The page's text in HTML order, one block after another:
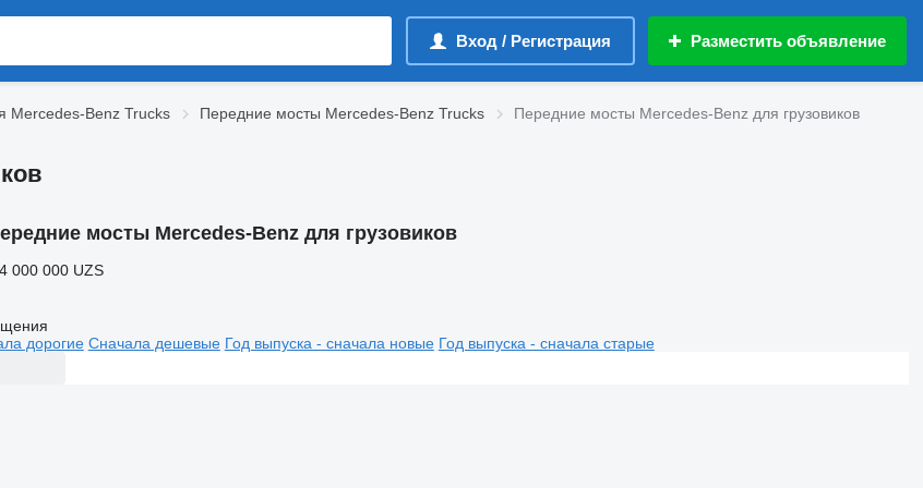
Вход / Регистрация Разместить объявление
Mercedes-Benz Trucks Передние мосты Mercedes-Benz Trucks Передние мосты Mercedes-Benz для грузовиков
мосты Mercedes-Benz для грузовиков
000 000 UZS
дорогие Сначала дешевые Год выпуска - сначала новые Год выпуска - сначала старые